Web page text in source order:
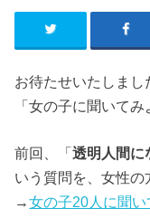
お待たせいたしまし
「女の子に聞いて
前回、「透明人間に
いう質問を、女性の
→女の子20人に聞